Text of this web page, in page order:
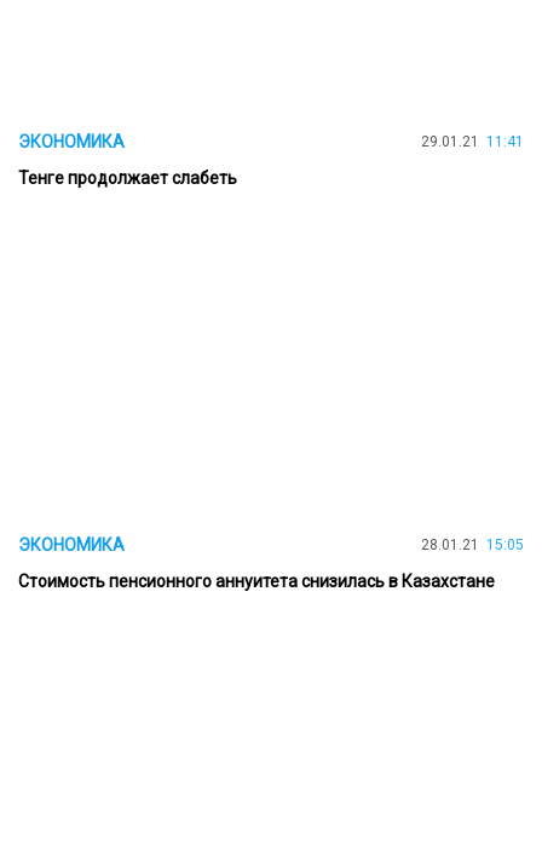
ЭКОНОМИКА 29.01.21 11:41
Тенге продолжает слабеть
ЭКОНОМИКА 28.01.21 15:05
Стоимость пенсионного аннуитета снизилась в Казахстане